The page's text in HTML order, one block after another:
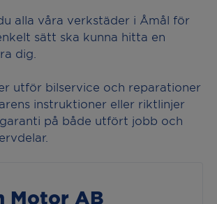
alla våra verkstäder i Åmål för
sätt ska kunna hitta en
dig.
utför bilservice och reparationer
instruktioner eller riktlinjer
på både utfört jobb och
Motor AB